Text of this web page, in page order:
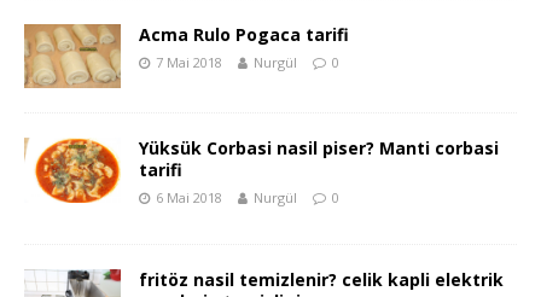
Acma Rulo Pogaca tarifi
7 Mai 2018 Nurgül 0
Yüksük Corbasi nasil piser? Manti corbasi
tarifi
6 Mai 2018 Nurgül 0
fritöz nasil temizlenir? celik kapli elektrik